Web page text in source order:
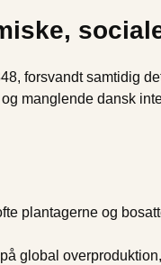
forsvandt samtidig
manglende dansk
plantagerne og
på global